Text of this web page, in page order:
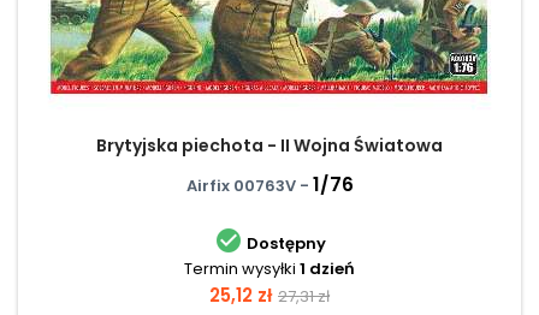
Brytyjska piechota - II Wojna Światowa
Airfix 00763V - 1/76
 Dostępny
Termin wysyłki 1 dzień
Cena
25,12 zł Cena
27,31 zł